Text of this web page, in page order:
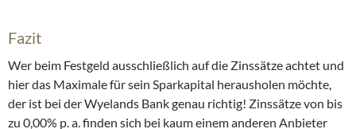
Fazit
Wer beim Festgeld ausschließlich auf die Zinssätze achtet und
hier das Maximale für sein Sparkapital herausholen möchte,
der ist bei der Wyelands Bank genau richtig! Zinssätze von bis
zu 0,00% p. a. finden sich bei kaum einem anderen Anbieter